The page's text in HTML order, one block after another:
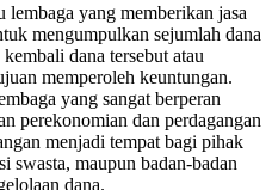
lembaga yang memberikan jasa
mengumpulkan sejumlah dana
dana tersebut atau
memperoleh keuntungan.
yang sangat berperan
perekonomian dan perdagangan
menjadi tempat bagi pihak
swasta, maupun badan-badan
dana.